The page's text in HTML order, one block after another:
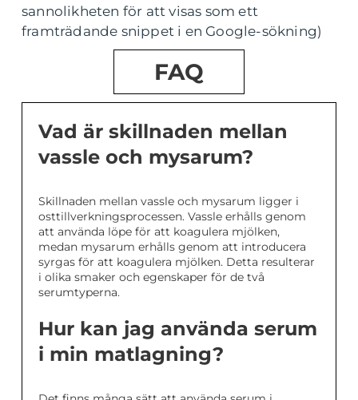
sannolikheten för att visas som ett
framträdande snippet i en Google-sökning)
FAQ
Vad är skillnaden mellan
vassle och mysarum?
Skillnaden mellan vassle och mysarum ligger i
osttillverkningsprocessen. Vassle erhålls genom
att använda löpe för att koagulera mjölken,
medan mysarum erhålls genom att introducera
syrgas för att koagulera mjölken. Detta resulterar
i olika smaker och egenskaper för de två
serumtyperna.
Hur kan jag använda serum
i min matlagning?